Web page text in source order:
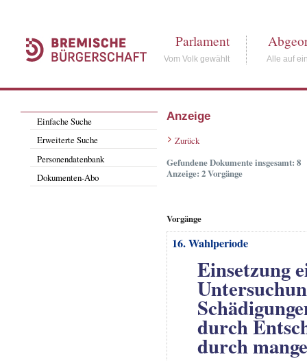
Parlament
Vom Volk gewählt Alle auf
Einfache Suche
Erweiterte Suche
Personendatenbank
Dokumenten-Abo
Anzeige
Zurück
Gefundene Dokumente insgesamt: 8
Anzeige: 2 Vorgänge
Vorgänge
16. Wahlperiode
Einsetzung
durch
durch